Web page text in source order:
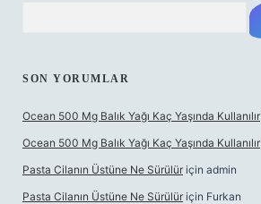
SON YORUMLAR
Ocean 500 Mg Balık Yağı Kaç Yaşında Kullanılır
Ocean 500 Mg Balık Yağı Kaç Yaşında Kullanılır
Pasta Cilanın Üstüne Ne Sürülür için admin
Pasta Cilanın Üstüne Ne Sürülür için Furkan